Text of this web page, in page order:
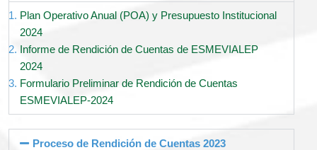
Plan Operativo Anual (POA) y Presupuesto Institucional
2024
Informe de Rendición de Cuentas de ESMEVIALEP
2024
Formulario Preliminar de Rendición de Cuentas
ESMEVIALEP-2024
Proceso de Rendición de Cuentas 2023